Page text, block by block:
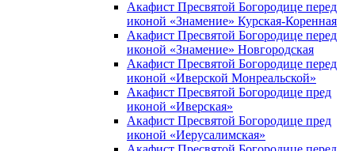
Акафист Пресвятой Богородице перед
иконой «Знамение» Курская-Коренная
Акафист Пресвятой Богородице перед
иконой «Знамение» Новгородская
Акафист Пресвятой Богородице перед
иконой «Иверской Монреальской»
Акафист Пресвятой Богородице пред
иконой «Иверская»
Акафист Пресвятой Богородице пред
иконой «Иерусалимская»